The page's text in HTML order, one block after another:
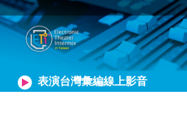
表演台灣彙編線上影音